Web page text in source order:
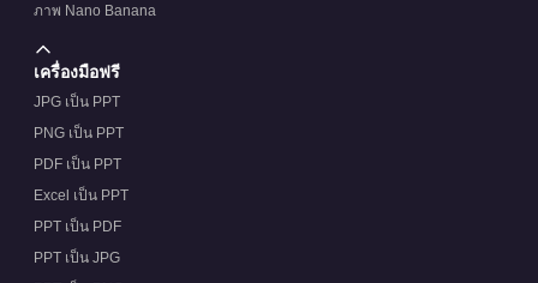
ภาพ Nano Banana
เครื่องมือฟรี
JPG เป็น PPT
PNG เป็น PPT
PDF เป็น PPT
Excel เป็น PPT
PPT เป็น PDF
PPT เป็น JPG